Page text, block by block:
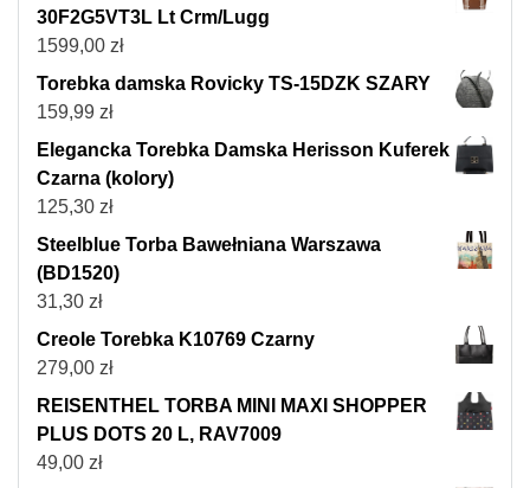
30F2G5VT3L Lt Crm/Lugg
1599,00 zł
Torebka damska Rovicky TS-15DZK SZARY
159,99 zł
Elegancka Torebka Damska Herisson Kuferek
Czarna (kolory)
125,30 zł
Steelblue Torba Bawełniana Warszawa
(BD1520)
31,30 zł
Creole Torebka K10769 Czarny
279,00 zł
REISENTHEL TORBA MINI MAXI SHOPPER
PLUS DOTS 20 L, RAV7009
49,00 zł